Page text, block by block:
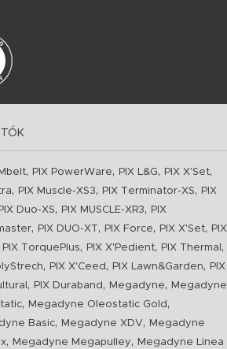
, PIX PowerWare, PIX L&G, PIX X'Set,
, PIX Muscle-XS3, PIX Terminator-XS,
PIX
PIX Duo-XS, PIX MUSCLE-XR3,
PIX
, PIX DUO-XT , PIX Force, PIX X'Set,
PIX
PIX TorquePlus, PIX X'Pedient, PIX Thermal ,
, PIX X'Ceed , PIX Lawn&Garden,
PIX
, PIX Duraband , Megadyne,
Megadyne
, Megadyne Oleostatic Gold ,
Basic, Megadyne XDV,
Megadyne
, Megadyne Megapulley,
Megadyne Linea